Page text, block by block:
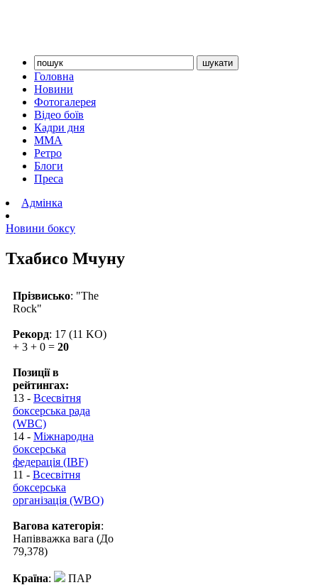
Головна
Новини
Фотогалерея
Відео боїв
Кадри дня
ММА
Ретро
Блоги
Преса
Адмінка
Новини боксу
Тхабисо Мчуну
Прізвисько: "The
Rock"
Рекорд: 17 (11 KO)
+ 3 + 0 = 20
Позиції в
рейтингах:
13 - Всесвітня
боксерська рада
(WBC)
14 - Міжнародна
боксерська
федерація (IBF)
11 - Всесвітня
боксерська
організація (WBO)
Вагова категорія:
Напівважка вага (До
79,378)
Країна: ПАР